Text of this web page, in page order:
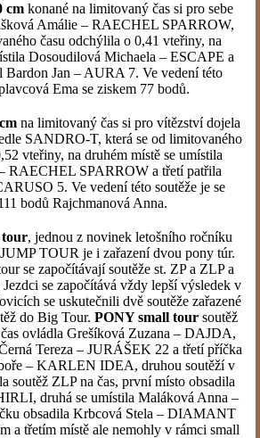
cm konané na limitovaný čas si pro sebe
Amálie – RAECHEL SPARROW,
času odchýlila o 0,41 vteřiny, na
Dosoudilová Michaela – ESCAPE a
Bardon Jan – AURA 7. Ve vedení této
Ema se ziskem 77 bodů.
na limitovaný čas si pro vítězství dojela
SANDRO-T, která se od limitovaného
vteřiny, na druhém místě se umístila
RAECHEL SPARROW a třetí patřila
5. Ve vedení této soutěže je se
bodů Rajchmanová Anna.
tour, jednou z novinek letošního ročníku
TOUR je i zařazení dvou pony túr.
se započítávají soutěže st. ZP a ZLP a
se započítává vždy lepší výsledek v
se uskutečnili dvě soutěže zařazené
do Big Tour. PONY small tour soutěž
ovládla Grešíková Zuzana – DAJDA,
Tereza – JURÁŠEK 22 a třetí příčka
– KARLEN IDEA, druhou soutěží v
soutěž ZLP na čas, první místo obsadila
druhá se umístila Maláková Anna –
obsadila Krbcová Stela – DIAMANT
a třetím místě ale nemohly v rámci small